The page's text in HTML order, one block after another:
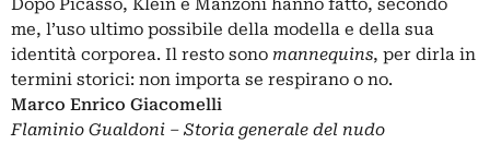
Dopo Picasso, Klein e Manzoni hanno fatto, secondo
me, l’uso ultimo possibile della modella e della sua
identità corporea. Il resto sono mannequins, per dirla in
termini storici: non importa se respirano o no.
Marco Enrico Giacomelli
Flaminio Gualdoni – Storia generale del nudo